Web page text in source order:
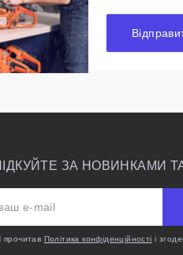
ЗА НОВИНКАМИ
прочитав Політика конфіденційності і